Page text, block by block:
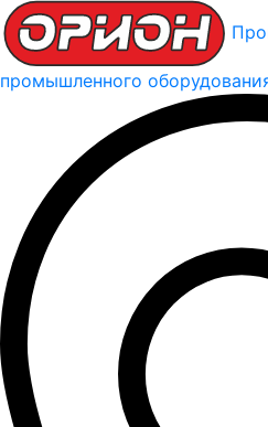
промышленного